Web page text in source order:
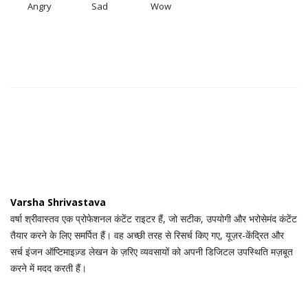
Angry Sad Wow
Varsha Shrivastava
वर्षा श्रीवास्तव एक प्रोफेशनल कंटेंट राइटर हैं, जो सटीक, उपयोगी और भरोसेमंद कंटेंट
तैयार करने के लिए समर्पित हैं। वह अच्छी तरह से रिसर्च किए गए, यूज़र-केंद्रित और
सर्च इंजन ऑप्टिमाइज़्ड लेखन के ज़रिए व्यवसायों को अपनी डिजिटल उपस्थिति मज़बूत
करने में मदद करती हैं।